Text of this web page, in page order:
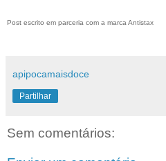
Post escrito em parceria com a marca Antistax
apipocamaisdoce
Partilhar
Sem comentários: